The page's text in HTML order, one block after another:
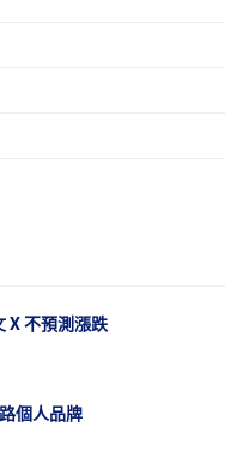
X 不預測漲跌
個人品牌